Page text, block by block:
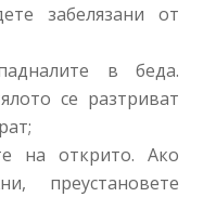
забелязани от
в беда.
се разтриват
на открито. Ако
преустановете